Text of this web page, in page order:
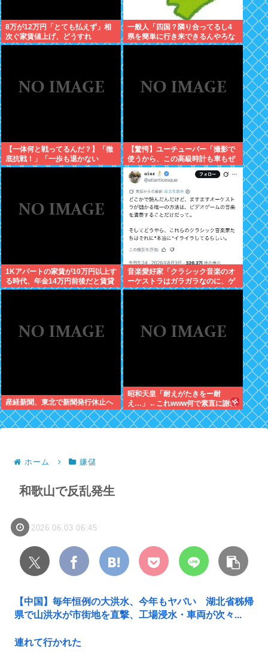
8万が12万円「とても払えず」相
次ぐ家賃値上げ、どうすれ
ば・・・？
一般人「四国？隣り合ってるし4
県を簡単に行き来できるんやろな
あ」←これwww
【一体何と戦ってるんだ？】「徹
底抗戦！」「一歩も退かない
ぞ！」原爆公園の前の極左を機動
【驚愕】ユーチューバー「撮影で
使うから、この高級時計も車もぜ
～んぶ経費でタダ！ｗ」←まさか
コレ本気にしてる奴なんておらん
よな？よな？w w w w w w w w w
w w
1Kアパートの家賃が10万円以上す
る時代、年金14万円前後だと賃貸
の人は無理じゃね？
音楽愛好家「クラシック音楽のオ
ーケストラはガラガラなのに、ゲ
ーム音楽のオーケストラは満員…
産経新聞、東北で新聞発行休止へ
昭和天皇「耐えがたきをー耐
え…」←これwww何で素直に謝れ
ねーの？？！？
ホーム 嫌儲
和歌山で反乱発生
2026.06.03 06:45
【中国】毎年恒例の大洪水、今年もヤバい 湖北省秭帰
県で山洪水が市街地を直撃、工場浸水・車両が次々...
連れて行かれた